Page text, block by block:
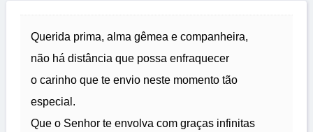
Querida prima, alma gêmea e companheira,
não há distância que possa enfraquecer
o carinho que te envio neste momento tão
especial.
Que o Senhor te envolva com graças infinitas